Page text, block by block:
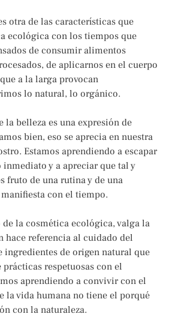
otra de las características que
ecológica con los tiempos que
de consumir alimentos
de aplicarnos en el cuerpo
a la larga provocan
lo natural, lo orgánico.
la belleza es una expresión de
bien, eso se aprecia en nuestra
Estamos aprendiendo a escapar
inmediato y a apreciar que tal y
fruto de una rutina y de una
con el tiempo.
la cosmética ecológica, valga la
hace referencia al cuidado del
ingredientes de origen natural que
prácticas respetuosas con el
aprendiendo a convivir con el
la vida humana no tiene el porqué
con la naturaleza.